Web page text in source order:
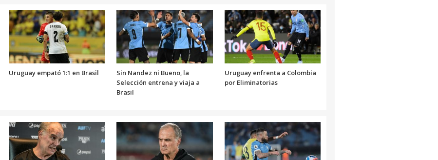
Uruguay empató 1:1 en Brasil
Sin Nandez ni Bueno, la
Selección entrena y viaja a
Brasil
Uruguay enfrenta a Colombia
por Eliminatorias